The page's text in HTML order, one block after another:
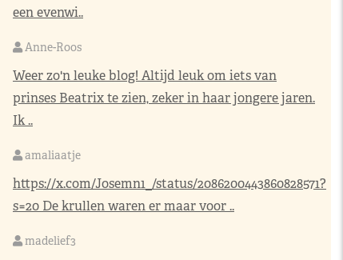
een evenwi..
Anne-Roos
Weer zo'n leuke blog! Altijd leuk om iets van
prinses Beatrix te zien, zeker in haar jongere jaren.
Ik ..
amaliaatje
https://x.com/Josemn1_/status/2086200443860828571?
s=20 De krullen waren er maar voor ..
madelief3